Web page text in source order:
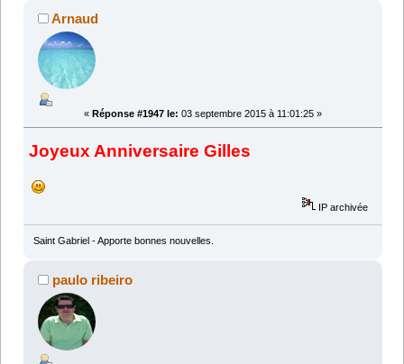
Arnaud
« Réponse #1947 le: 03 septembre 2015 à 11:01:25 »
Joyeux Anniversaire Gilles
IP archivée
Saint Gabriel - Apporte bonnes nouvelles.
paulo ribeiro